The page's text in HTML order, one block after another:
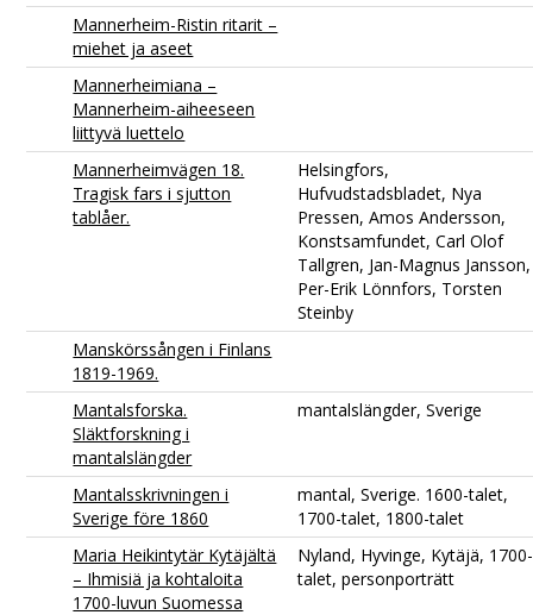
Mannerheim-Ristin ritarit –
miehet ja aseet
Mannerheimiana –
Mannerheim-aiheeseen
liittyvä luettelo
Mannerheimvägen 18.
Tragisk fars i sjutton
tablåer.
Helsingfors,
Hufvudstadsbladet, Nya
Pressen, Amos Andersson,
Konstsamfundet, Carl Olof
Tallgren, Jan-Magnus Jansson,
Per-Erik Lönnfors, Torsten
Steinby
Manskörssången i Finlans
1819-1969.
Mantalsforska.
Släktforskning i
mantalslängder
mantalslängder, Sverige
Mantalsskrivningen i
Sverige före 1860
mantal, Sverige. 1600-talet,
1700-talet, 1800-talet
Maria Heikintytär Kytäjältä
– Ihmisiä ja kohtaloita
1700-luvun Suomessa
Nyland, Hyvinge, Kytäjä, 1700-
talet, personporträtt